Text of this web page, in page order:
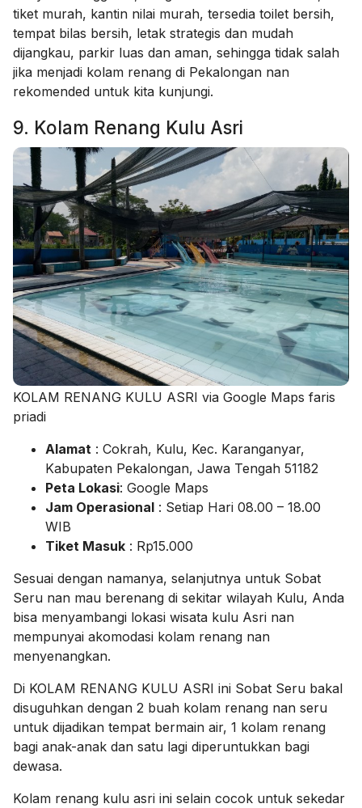
tiket murah, kantin nilai murah, tersedia toilet bersih,
tempat bilas bersih, letak strategis dan mudah
dijangkau, parkir luas dan aman, sehingga tidak salah
jika menjadi kolam renang di Pekalongan nan
rekomended untuk kita kunjungi.
9. Kolam Renang Kulu Asri
KOLAM RENANG KULU ASRI via Google Maps faris
priadi
Alamat : Cokrah, Kulu, Kec. Karanganyar,
Kabupaten Pekalongan, Jawa Tengah 51182
Peta Lokasi: Google Maps
Jam Operasional : Setiap Hari 08.00 – 18.00
WIB
Tiket Masuk : Rp15.000
Sesuai dengan namanya, selanjutnya untuk Sobat
Seru nan mau berenang di sekitar wilayah Kulu, Anda
bisa menyambangi lokasi wisata kulu Asri nan
mempunyai akomodasi kolam renang nan
menyenangkan.
Di KOLAM RENANG KULU ASRI ini Sobat Seru bakal
disuguhkan dengan 2 buah kolam renang nan seru
untuk dijadikan tempat bermain air, 1 kolam renang
bagi anak-anak dan satu lagi diperuntukkan bagi
dewasa.
Kolam renang kulu asri ini selain cocok untuk sekedar